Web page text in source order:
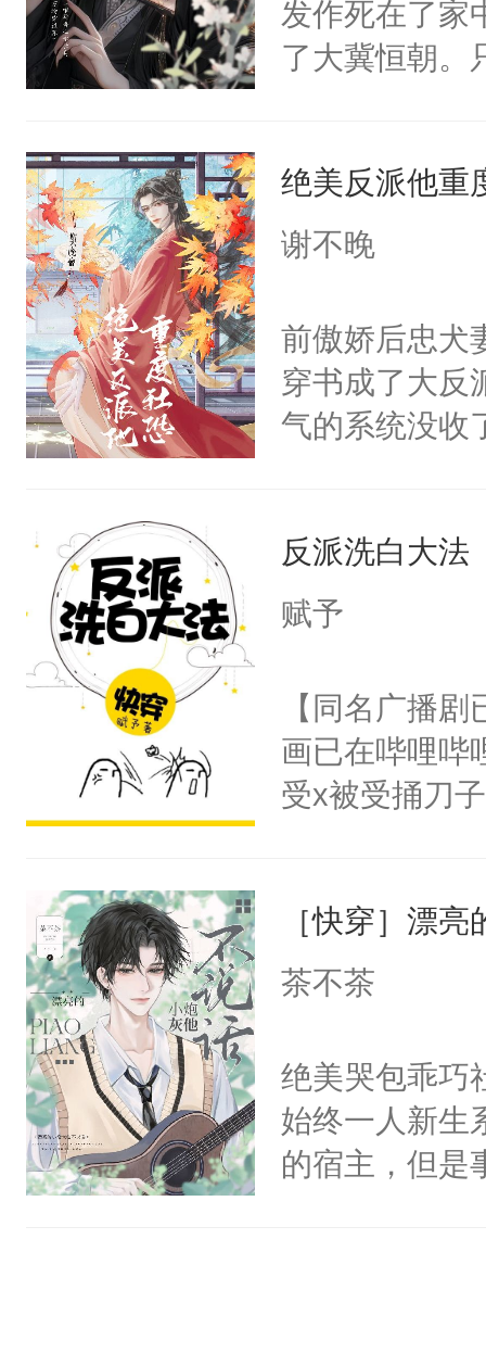
常见问题一：
教科书版：“
母的微笑：“
留看着面前
人，突然醒悟
卫天还没亮，
腰：“陛下，
不好了！”“那
小白莲：“嘤
胡说，我没碰
不愧是大佬
悉，嗷？这不
可以先看仙帝
发作死在了家
了大冀恒朝。
惜被人暗害，
绝。主神知晓
朝，一个从未
为三种性别。
构与男子相同
了一颗红色
人，最终坐上
绝美反派他重
谢不晚
前傲娇后忠犬
穿书成了大反
气的系统没收
用见人，因为
言神龙见首不
名蛇蛇，跟
不知道，那小
头，魔尊墨宴
宴：柳折枝你
们竟然欺负
宴：要不你
来……“蛇蛇，
堂魔尊……行
位，当日就抢
神偏执：不许
反派洗白大法
赋予
【同名广播
画已在哔哩哔
受x被受捅刀
病，一个个
上了还是无动
间变脸背叛他
的恶事他都对
一个权力滔天
右男主又报复
［快穿］漂
茶不茶
绝美哭包乖巧
始终一人新生
的宿主，但